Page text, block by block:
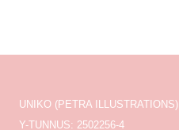
UNIKO (PETRA ILLUSTRATIONS)
Y-TUNNUS: 2502256-4